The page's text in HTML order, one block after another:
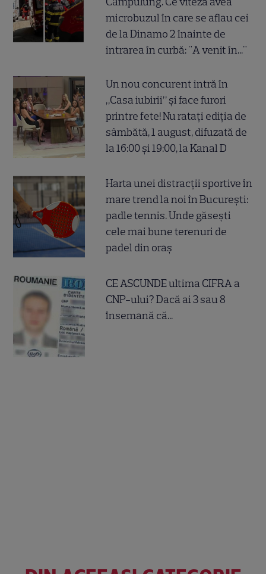
microbuzul în care se aflau cei
de la Dinamo 2 înainte de
intrarea în curbă: "A venit în..."
Un nou concurent intră în
„Casa iubirii” și face furori
printre fete! Nu ratați ediția de
sâmbătă, 1 august, difuzată de
la 16:00 și 19:00, la Kanal D
Harta unei distracții sportive în
mare trend la noi în București:
padle tennis. Unde găsești
cele mai bune terenuri de
padel din oraș
CE ASCUNDE ultima CIFRA a
CNP-ului? Dacă ai 3 sau 8
însemană că...